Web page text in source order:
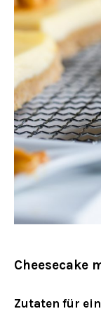
Cheesecake
Zutaten für